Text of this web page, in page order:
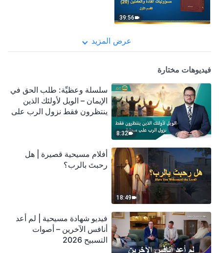
39:56
عرض المزيد
فيديوهات مختارة
8:32
سلسلة وعظيِّة: طلب الحق في
الإيمان – الويل لأولئك الذين
ينتظرون فقط نزول الرب على
18:49
أفلام مسيحية قصيرة | هل
رحبتَ بالرب؟
فيديو شهادة مسيحية | لم أعد
أنافس الآخرين – أصوات
التسبيح 2026